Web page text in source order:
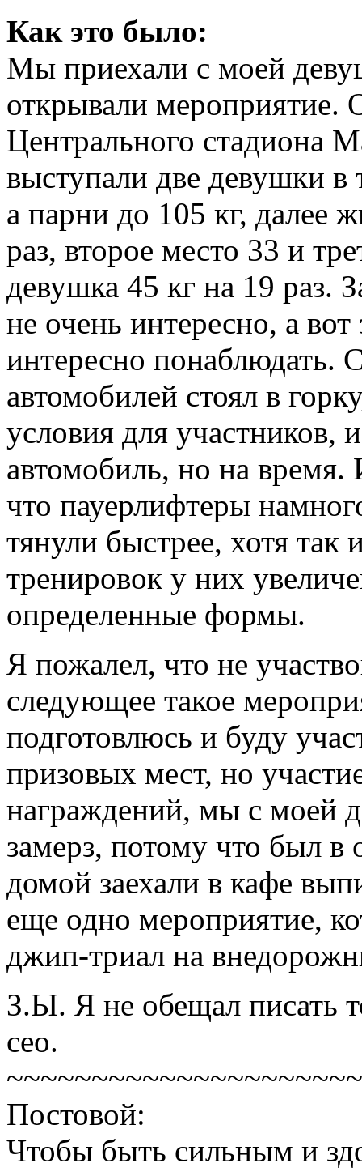
Как это было:
Мы приехали с моей
открывали мероприятие.
Центрального стадиона
выступали две девушки в
а парни до 105 кг, далее
раз, второе место 33 и
девушка 45 кг на 19 раз.
не очень интересно, а
интересно понаблюдать.
автомобилей стоял в
условия для участников,
автомобиль, но на
что пауерлифтеры
тянули быстрее, хотя
тренировок у них
определенные формы.
Я пожалел, что не
следующее такое
подготовлюсь и буду
призовых мест, но
награждений, мы с моей
замерз, потому что был
домой заехали в кафе
еще одно мероприятие,
джип-триал на
З.Ы. Я не обещал писать
сео.
Постовой:
Чтобы быть сильным и